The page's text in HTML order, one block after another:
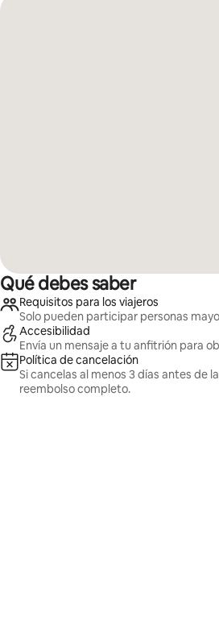
Qué debes saber
Requisitos para los viajeros
Solo pueden participar personas
Accesibilidad
Envía un mensaje a tu anfitrión para
Política de cancelación
Si cancelas al menos 3 días antes de
reembolso completo.